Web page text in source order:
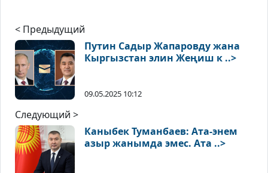
< Предыдущий
Путин Садыр Жапаровду жана
Кыргызстан элин Жеңиш к ..>
09.05.2025 10:12
Следующий >
Каныбек Туманбаев: Ата-энем
азыр жанымда эмес. Ата ..>